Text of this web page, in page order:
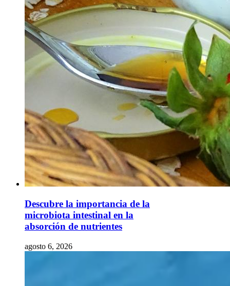
Descubre la importancia de la
microbiota intestinal en la
absorción de nutrientes
agosto 6, 2026